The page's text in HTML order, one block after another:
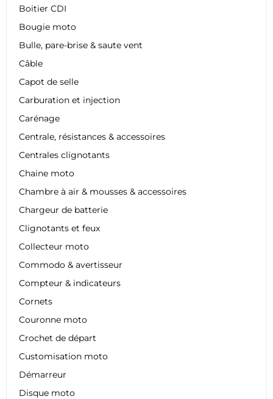
Boitier CDI
Bougie moto
Bulle, pare-brise & saute vent
Câble
Capot de selle
Carburation et injection
Carénage
Centrale, résistances & accessoires
Centrales clignotants
Chaine moto
Chambre à air & mousses & accessoires
Chargeur de batterie
Clignotants et feux
Collecteur moto
Commodo & avertisseur
Compteur & indicateurs
Cornets
Couronne moto
Crochet de départ
Customisation moto
Démarreur
Disque moto